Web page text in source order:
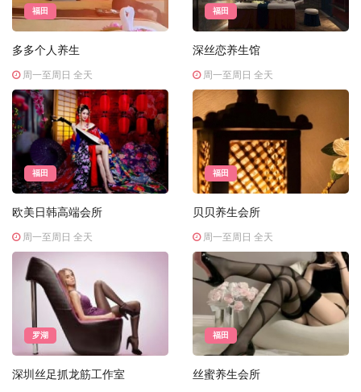
福田
多多个人养生
周一至周日 全天
福田
深丝恋养生馆
周一至周日 全天
福田
欧美日韩高端会所
周一至周日 全天
福田
贝贝养生会所
周一至周日 全天
罗湖
深圳丝足抓龙筋工作室
福田
丝蜜养生会所